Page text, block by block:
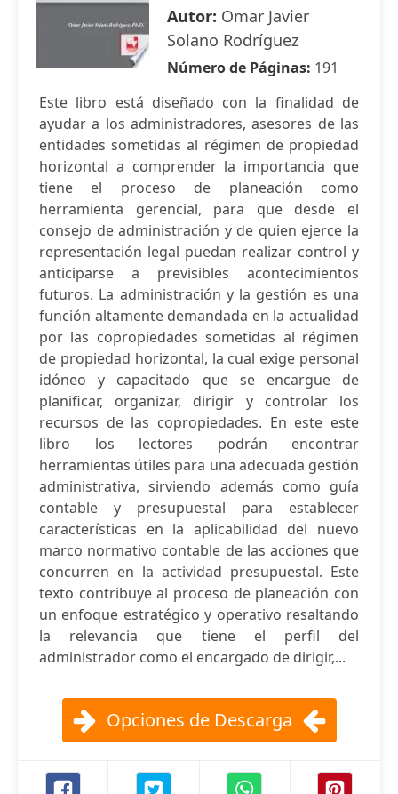
Autor: Omar Javier
Solano Rodríguez
Número de Páginas: 191
Este libro está diseñado con la finalidad de
ayudar a los administradores, asesores de las
entidades sometidas al régimen de propiedad
horizontal a comprender la importancia que
tiene el proceso de planeación como
herramienta gerencial, para que desde el
consejo de administración y de quien ejerce la
representación legal puedan realizar control y
anticiparse a previsibles acontecimientos
futuros. La administración y la gestión es una
función altamente demandada en la actualidad
por las copropiedades sometidas al régimen
de propiedad horizontal, la cual exige personal
idóneo y capacitado que se encargue de
planificar, organizar, dirigir y controlar los
recursos de las copropiedades. En este este
libro los lectores podrán encontrar
herramientas útiles para una adecuada gestión
administrativa, sirviendo además como guía
contable y presupuestal para establecer
características en la aplicabilidad del nuevo
marco normativo contable de las acciones que
concurren en la actividad presupuestal. Este
texto contribuye al proceso de planeación con
un enfoque estratégico y operativo resaltando
la relevancia que tiene el perfil del
administrador como el encargado de dirigir,...
Opciones de Descarga